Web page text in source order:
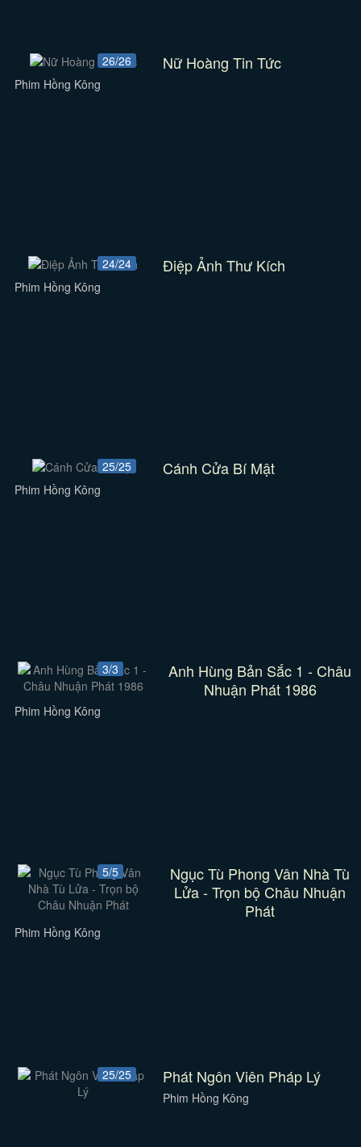
26/26 Nữ Hoàng Tin Tức
Phim Hồng Kông
24/24 Điệp Ảnh Thư Kích
Phim Hồng Kông
25/25 Cánh Cửa Bí Mật
Phim Hồng Kông
3/3
Anh Hùng Bản Sắc 1 - Châu
Nhuận Phát 1986
Phim Hồng Kông
5/5
Ngục Tù Phong Vân Nhà Tù
Lửa - Trọn bộ Châu Nhuận
Phát
Phim Hồng Kông
25/25 Phát Ngôn Viên Pháp Lý
Phim Hồng Kông